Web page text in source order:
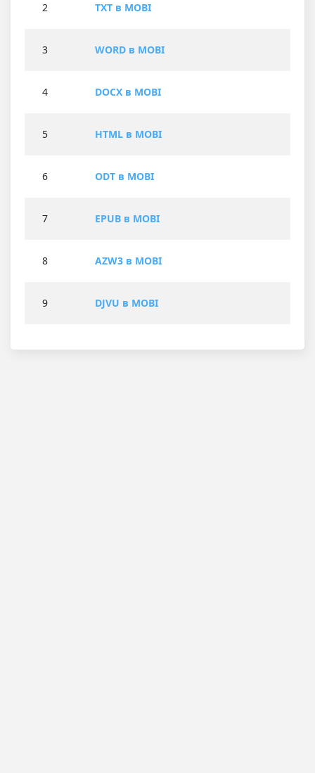
2 TXT в MOBI
3 WORD в MOBI
4 DOCX в MOBI
5 HTML в MOBI
6 ODT в MOBI
7 EPUB в MOBI
8 AZW3 в MOBI
9 DJVU в MOBI